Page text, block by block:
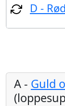
D -
A - Guld